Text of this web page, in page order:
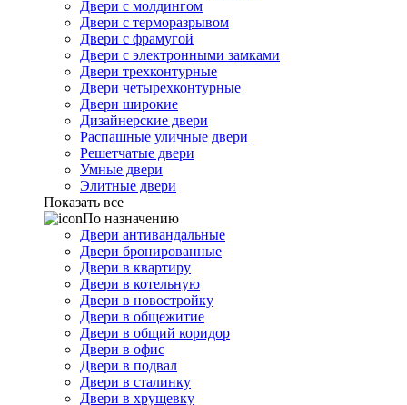
Двери с молдингом
Двери с терморазрывом
Двери с фрамугой
Двери с электронными замками
Двери трехконтурные
Двери четырехконтурные
Двери широкие
Дизайнерские двери
Распашные уличные двери
Решетчатые двери
Умные двери
Элитные двери
Показать все
По назначению
Двери антивандальные
Двери бронированные
Двери в квартиру
Двери в котельную
Двери в новостройку
Двери в общежитие
Двери в общий коридор
Двери в офис
Двери в подвал
Двери в сталинку
Двери в хрущевку